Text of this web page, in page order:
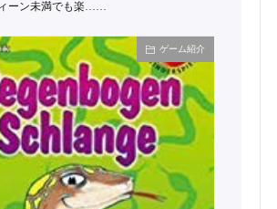
ーン未満でも楽……
ゲーム紹介